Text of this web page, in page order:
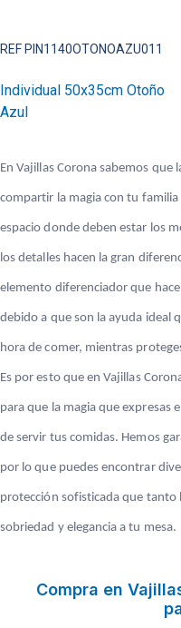
REF PIN1140OTONOAZU011
Individual 50x35cm Otoño
Azul
En Vajillas Corona sabemos que
compartir la magia con tu familia
espacio donde deben estar los
los detalles hacen la gran
elemento diferenciador que
debido a que son la ayuda ideal
hora de comer, mientras
Es por esto que en Vajillas
para que la magia que expresas
de servir tus comidas. Hemos
por lo que puedes encontrar
protección sofisticada que tanto
sobriedad y elegancia a tu mesa.
Compra en